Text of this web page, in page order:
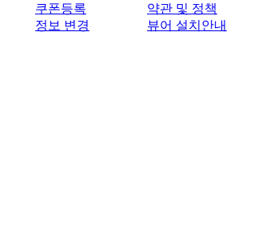
쿠폰등록
정보 변경
약관 및 정책
뷰어 설치안내